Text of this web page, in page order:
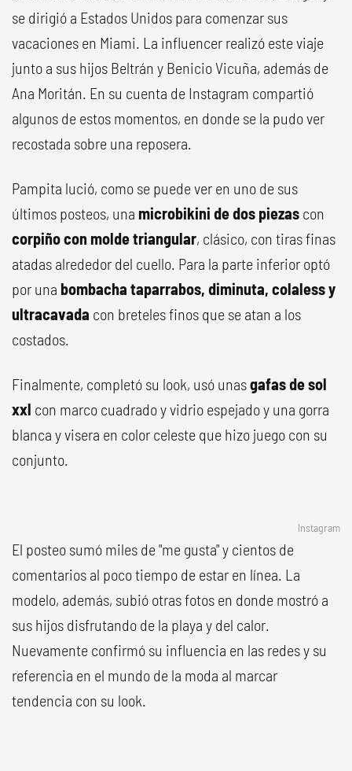
se dirigió a Estados Unidos para comenzar sus
vacaciones en Miami. La influencer realizó este viaje
junto a sus hijos Beltrán y Benicio Vicuña, además de
Ana Moritán. En su cuenta de Instagram compartió
algunos de estos momentos, en donde se la pudo ver
recostada sobre una reposera.
Pampita lució, como se puede ver en uno de sus
últimos posteos, una microbikini de dos piezas con
corpiño con molde triangular, clásico, con tiras finas
atadas alrededor del cuello. Para la parte inferior optó
por una bombacha taparrabos, diminuta, colaless y
ultracavada con breteles finos que se atan a los
costados.
Finalmente, completó su look, usó unasgafas de sol
xxl con marco cuadrado y vidrio espejado y una gorra
blanca y visera en color celeste que hizo juego con su
conjunto.
Instagram
El posteo sumó miles de "me gusta" y cientos de
comentarios al poco tiempo de estar en línea. La
modelo, además, subió otras fotos en donde mostró a
sus hijos disfrutando de la playa y del calor.
Nuevamente confirmó su influencia en las redes y su
referencia en el mundo de la moda al marcar
tendencia con su look.